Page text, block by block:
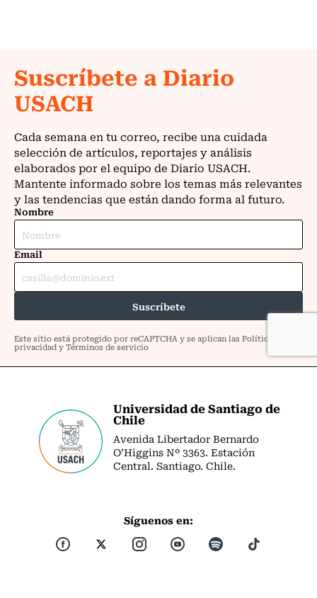
Universidad de Santiago de
Chile
Avenida Libertador Bernardo
O’Higgins Nº 3363. Estación
Central. Santiago. Chile.
Síguenos en: